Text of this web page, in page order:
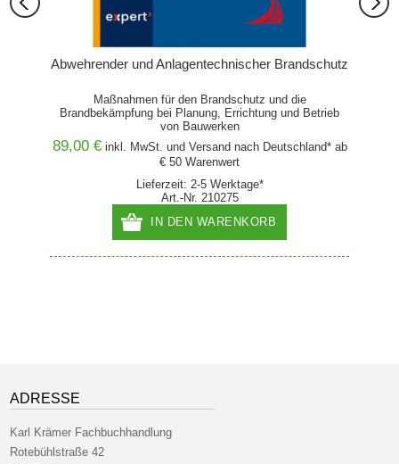
Abwehrender und Anlagentechnischer Brandschutz
Maßnahmen für den Brandschutz und die
Brandbekämpfung bei Planung, Errichtung und Betrieb
von Bauwerken
89,00 € inkl. MwSt. und Versand nach Deutschland* ab
€ 50 Warenwert
Lieferzeit: 2-5 Werktage*
Art.-Nr. 210275
IN DEN WARENKORB
ADRESSE
Karl Krämer Fachbuchhandlung
Rotebühlstraße 42